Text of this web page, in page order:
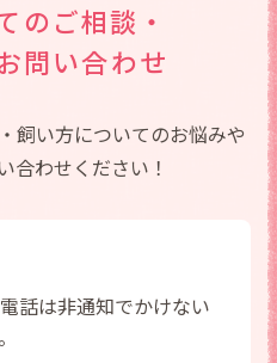
のご相談・
問い合わせ
飼い方についてのお悩みや
合わせください！
話は非通知でかけない